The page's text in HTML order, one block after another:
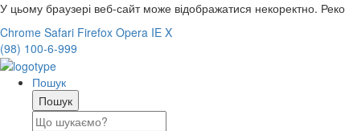
У цьому браузері веб-сайт може відображатися некоректно.
Chrome Safari Firefox Opera IE X
(98) 100-6-999
Пошук